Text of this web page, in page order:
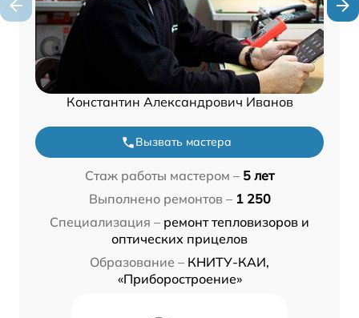
Константин Александрович Иванов
Вызвать мастера
Стаж работы мастером – 5 лет
Выполнено ремонтов – 1 250
Специализация – ремонт тепловизоров и
оптических прицелов
Образование – КНИТУ-КАИ,
«Приборостроение»